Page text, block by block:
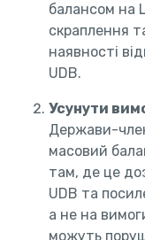
балансом на
скраплення
наявності
UDB.
Усунути
Держави-
масовий
там, де це
UDB та
а не на
можуть